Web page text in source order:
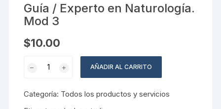
Guía / Experto en Naturología.
Mod 3
$10.00
en
AÑADIR AL CARRITO
Categoría: Todos los productos y servicios